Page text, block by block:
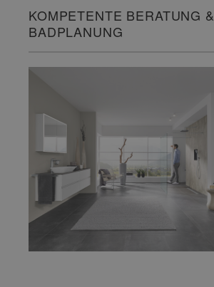
KOMPETENTE BERATUNG &
BADPLANUNG